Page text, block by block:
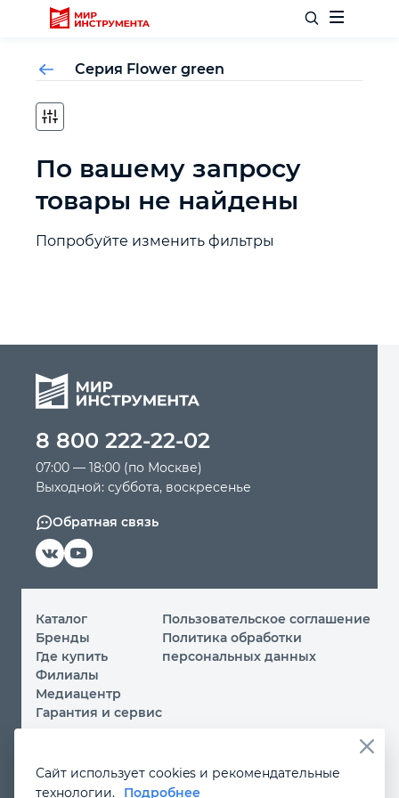
Отделочный инструмент
Слесарный инструмент
Столярный инструмент
Силовое оборудование
Автомобильный инструмент
Крепежный инструмент
Режущий инструмент
Прочий инструмент
Серия Flower green
По вашему запросу
товары не найдены
Попробуйте изменить фильтры
8 800 222-22-02
07:00 — 18:00 (по Москве)
Выходной: суббота, воскресенье
Обратная связь
Каталог
Бренды
Где купить
Филиалы
Медиацентр
Гарантия и сервис
Пользовательское соглашение
Политика обработки
персональных данных
Вы принимаете условияполитики обработки
Сайт использует cookies и рекомендательные
технологии.
Подробнее